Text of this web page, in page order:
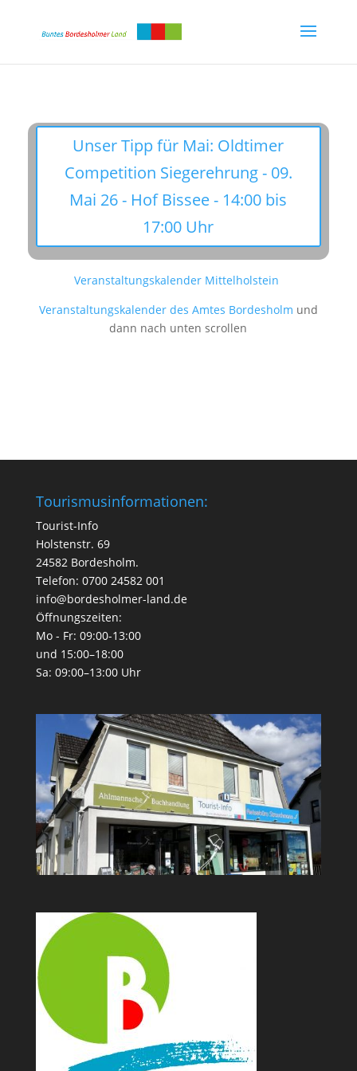
Unser Tipp für Mai: Oldtimer
Competition Siegerehrung - 09.
Mai 26 - Hof Bissee - 14:00 bis
17:00 Uhr
Veranstaltungskalender Mittelholstein
Veranstaltungskalender des Amtes Bordesholm und
dann nach unten scrollen
Tourismusinformationen:
Tourist-Info
Holstenstr. 69
24582 Bordesholm.
Telefon: 0700 24582 001
info@bordesholmer-land.de
Öffnungszeiten:
Mo - Fr: 09:00-13:00
und 15:00–18:00
Sa: 09:00–13:00 Uhr